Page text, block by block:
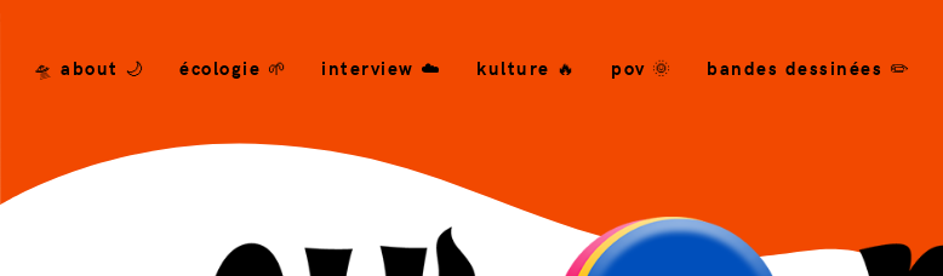
🛸 about 🌙 écologie 🌱 interview ☁️ kulture 🔥 pov 🌞 bandes dessinées ✏️